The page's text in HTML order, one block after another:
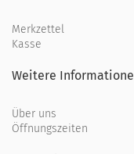
Merkzettel
Kasse
Weitere
Über uns
Öffnungszeiten